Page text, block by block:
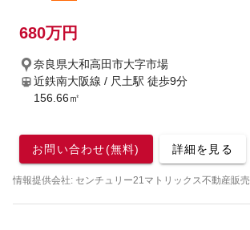
680万円
奈良県大和高田市大字市場
近鉄南大阪線 / 尺土駅 徒歩9分
156.66㎡
お問い合わせ(無料) 詳細を見る
情報提供会社: センチュリー21マトリックス不動産販売